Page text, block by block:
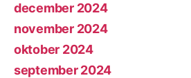
december 2024
november 2024
oktober 2024
september 2024